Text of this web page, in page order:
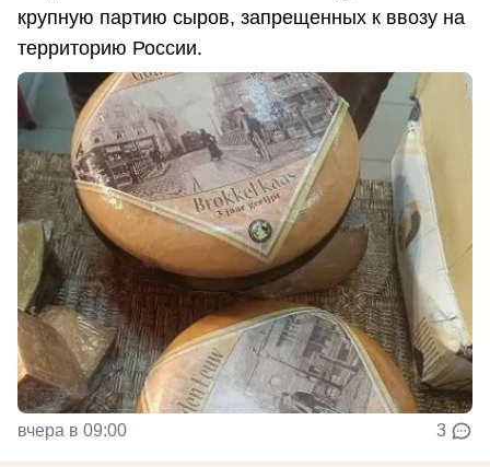
крупную партию сыров, запрещенных к ввозу на
территорию России.
вчера в 09:00 3